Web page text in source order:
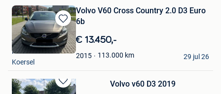
Bewaren
in
Mijn
Favorieten
Volvo V60 Cross Country 2.0 D3 Euro
6b
€ 13.450,-
2015 113.000 km
M.
Koersel
29 jul 26
Bewaren
Volvo v60 D3 2019